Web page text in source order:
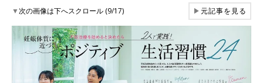
▼次の画像は下へスクロール (9/17) ▶元記事を見る